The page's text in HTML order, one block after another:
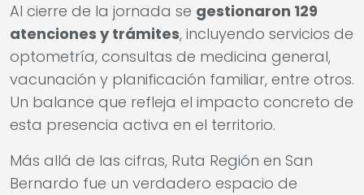
Al cierre de la jornada se gestionaron 129
atenciones y trámites, incluyendo servicios de
optometría, consultas de medicina general,
vacunación y planificación familiar, entre otros.
Un balance que refleja el impacto concreto de
esta presencia activa en el territorio.
Más allá de las cifras, Ruta Región en San
Bernardo fue un verdadero espacio de